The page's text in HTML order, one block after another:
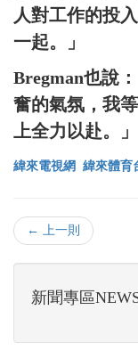
人對工作的投
一起。」
Bregman也說
奮的氣氛，我
上全力以赴。」
緯來電視網 緯來體育
← 上一則
新聞專區